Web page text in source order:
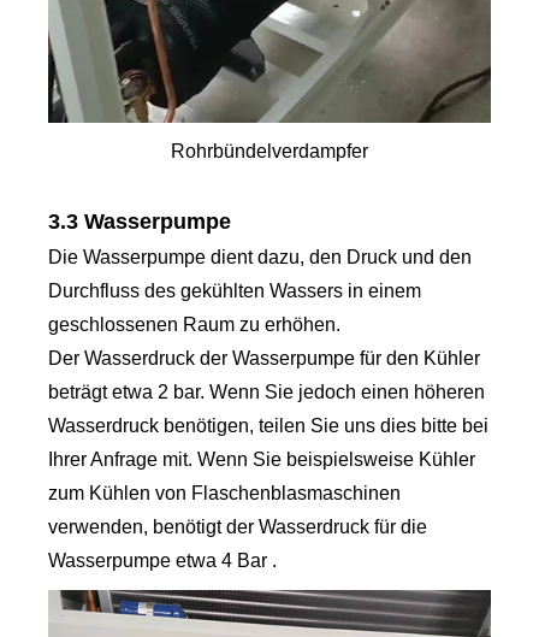
Rohrbündelverdampfer
3.3 Wasserpumpe
Die Wasserpumpe dient dazu, den Druck und den
Durchfluss des gekühlten Wassers in einem
geschlossenen Raum zu erhöhen.
Der Wasserdruck der Wasserpumpe für den Kühler
beträgt etwa 2 bar. Wenn Sie jedoch einen höheren
Wasserdruck benötigen, teilen Sie uns dies bitte bei
Ihrer Anfrage mit. Wenn Sie beispielsweise Kühler
zum Kühlen von Flaschenblasmaschinen
verwenden, benötigt der Wasserdruck für die
Wasserpumpe etwa 4 Bar .